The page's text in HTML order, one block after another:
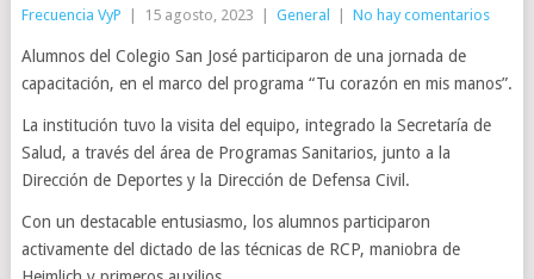
Frecuencia VyP 15 agosto, 2023 General No hay comentarios
Alumnos del Colegio San José participaron de una jornada de
capacitación, en el marco del programa “Tu corazón en mis manos”.
La institución tuvo la visita del equipo, integrado la Secretaría de
Salud, a través del área de Programas Sanitarios, junto a la
Dirección de Deportes y la Dirección de Defensa Civil.
Con un destacable entusiasmo, los alumnos participaron
activamente del dictado de las técnicas de RCP, maniobra de